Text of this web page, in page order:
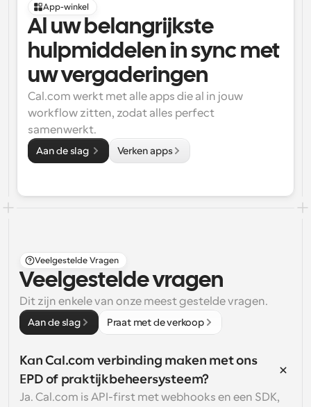
App-winkel
Al uw belangrijkste
hulpmiddelen in sync met
uw vergaderingen
Cal.com werkt met alle apps die al in jouw
workflow zitten, zodat alles perfect
samenwerkt.
Aan de slag Verken apps
Veelgestelde Vragen
Veelgestelde vragen
Dit zijn enkele van onze meest gestelde vragen.
Aan de slag Praat met de verkoop
Kan Cal.com verbinding maken met ons
EPD of praktijkbeheersysteem?
Ja. Cal.com is API-first met webhooks en een SDK,